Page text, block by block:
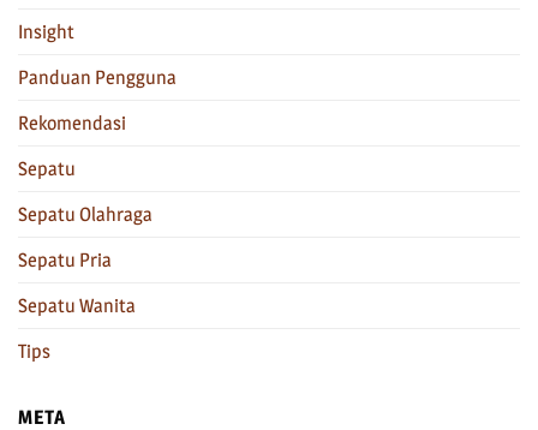
Insight
Panduan Pengguna
Rekomendasi
Sepatu
Sepatu Olahraga
Sepatu Pria
Sepatu Wanita
Tips
META